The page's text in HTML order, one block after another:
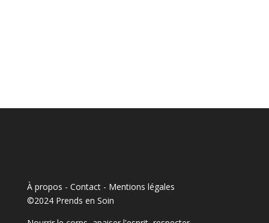
À propos - Contact- Mentions légales
©2024 Prends en Soin